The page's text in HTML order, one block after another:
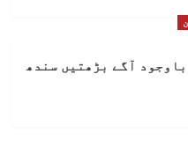
آگے بڑھتیں سندھ